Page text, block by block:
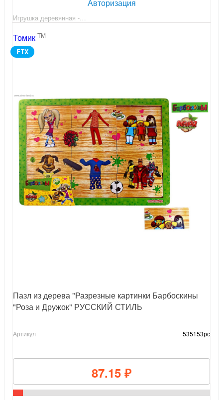
Авторизация
Игрушка деревянная -…
Томик TM
FIX
Пазл из дерева "Разрезные картинки Барбоскины
"Роза и Дружок" РУССКИЙ СТИЛЬ
Артикул 535153рс
87.15 ₽